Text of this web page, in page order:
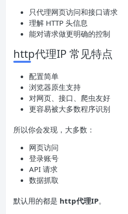
只代理网页访问和接口请求
理解 HTTP 头信息
能对请求做更明确的控制
http代理IP 常见特点
配置简单
浏览器原生支持
对网页、接口、爬虫友好
更容易被大多数程序识别
所以你会发现，大多数：
网页访问
登录账号
API 请求
数据抓取
默认用的都是 http代理IP。